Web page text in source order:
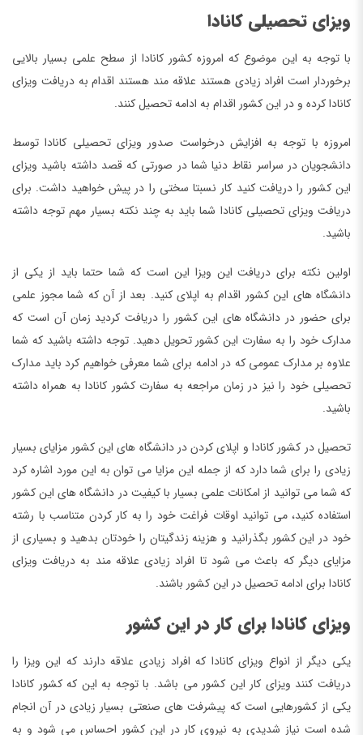
ویزای تحصیلی کانادا
با توجه به این موضوع که امروزه کشور کانادا از سطح علمی بسیار بالایی
برخوردار است افراد زیادی هستند علاقه مند هستند اقدام به دریافت ویزای
کانادا کرده و در این کشور اقدام به ادامه تحصیل کنند.
امروزه با توجه به افزایش درخواست صدور ویزای تحصیلی کانادا توسط
دانشجویان در سراسر نقاط دنیا شما در صورتی که قصد داشته باشید ویزای
این کشور را دریافت کنید کار نسبتا سختی را در پیش خواهید داشت. برای
دریافت ویزای تحصیلی کانادا شما باید به چند نکته بسیار مهم توجه داشته
باشید.
اولین نکته برای دریافت این ویزا این است که شما حتما باید از یکی از
دانشگاه های این کشور اقدام به اپلای کنید. بعد از آن که شما مجوز علمی
برای حضور در دانشگاه های این کشور را دریافت کردید زمان آن است که
مدارک خود را به سفارت این کشور تحویل دهید. توجه داشته باشید که شما
علاوه بر مدارک عمومی که در ادامه برای شما معرفی خواهیم کرد باید مدارک
تحصیلی خود را نیز در زمان مراجعه به سفارت کشور کانادا به همراه داشته
باشید.
تحصیل در کشور کانادا و اپلای کردن در دانشگاه های این کشور مزایای بسیار
زیادی را برای شما دارد که از جمله این مزایا می توان به این مورد اشاره کرد
که شما می توانید از امکانات علمی بسیار با کیفیت در دانشگاه های این کشور
استفاده کنید، می توانید اوقات فراغت خود را به کار کردن متناسب با رشته
خود در این کشور بگذرانید و هزینه زندگیتان را خودتان بدهید و بسیاری از
مزایای دیگر که باعث می شود تا افراد زیادی علاقه مند به دریافت ویزای
کانادا برای ادامه تحصیل در این کشور باشند.
ویزای کانادا برای کار در این کشور
یکی دیگر از انواع ویزای کانادا که افراد زیادی علاقه دارند که این ویزا را
دریافت کنند ویزای کار این کشور می باشد. با توجه به این که کشور کانادا
یکی از کشورهایی است که پیشرفت های صنعتی بسیار زیادی در آن انجام
شده است نیاز شدیدی به نیروی کار در این کشور احساس می شود و به